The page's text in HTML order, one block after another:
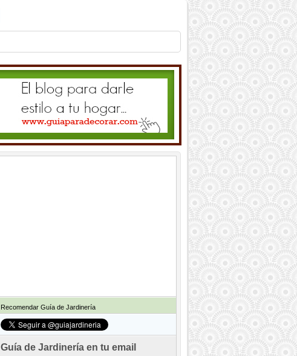
Recomendar Guía de Jardinería
Guía de Jardinería en tu email